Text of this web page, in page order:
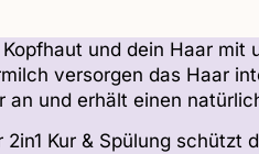
und dein Haar mit
versorgen das Haar
und erhält einen
2in1 Kur & Spülung schützt